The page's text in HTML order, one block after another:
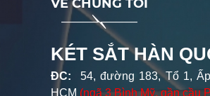
VỀ CHÚNG TÔI
KÉT SẮT HÀN
ĐC: 54, đường 183, Tổ 1,
HCM (ngã 3 Bình Mỹ, gần cầu